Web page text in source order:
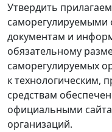
Утвердить
саморегулируемыми
документам и
обязательному
саморегулируемых
к технологическим,
средствам
официальными
организаций.